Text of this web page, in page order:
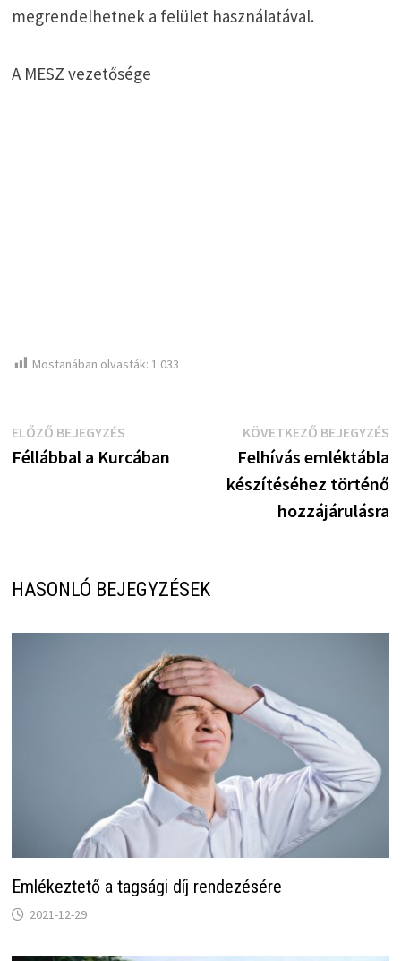
megrendelhetnek a felület használatával.
A MESZ vezetősége
Mostanában olvasták: 1 033
Bejegyzés
navigáció
ELŐZŐ BEJEGYZÉSElőző
bejegyzés:
Féllábbal a Kurcában
KÖVETKEZŐ BEJEGYZÉS
Felhívás emléktábla
készítéséhez történő
hozzájárulásra
HASONLÓ BEJEGYZÉSEK
Emlékeztető a tagsági díj rendezésére
2021-12-29